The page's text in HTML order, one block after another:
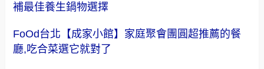
補最佳養生鍋物選擇
FoOd台北【成家小館】家庭聚會團圓超推薦的餐
廳,吃合菜選它就對了